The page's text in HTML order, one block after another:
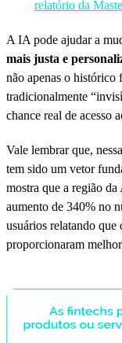
relatório da
A IA pode ajudar a
mais justa e
não apenas o histórico
tradicionalmente
chance real de acesso
Vale lembrar que,
tem sido um vetor
mostra que a região
aumento de 340% no
usuários relatando que
proporcionaram